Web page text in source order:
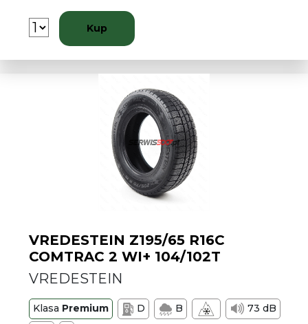
Kup
VREDESTEIN Z195/65 R16C
COMTRAC 2 WI+ 104/102T
VREDESTEIN
Klasa Premium D B
73 dB